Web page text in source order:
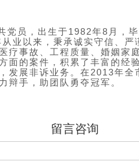
，出生于1982年8月，毕
业以来，秉承诚实守信、严
疗事故、工程质量、婚姻家
面的案件，积累了丰富的经
发展非诉业务。在2013年全
辩手，助团队勇夺冠军。
留言咨询